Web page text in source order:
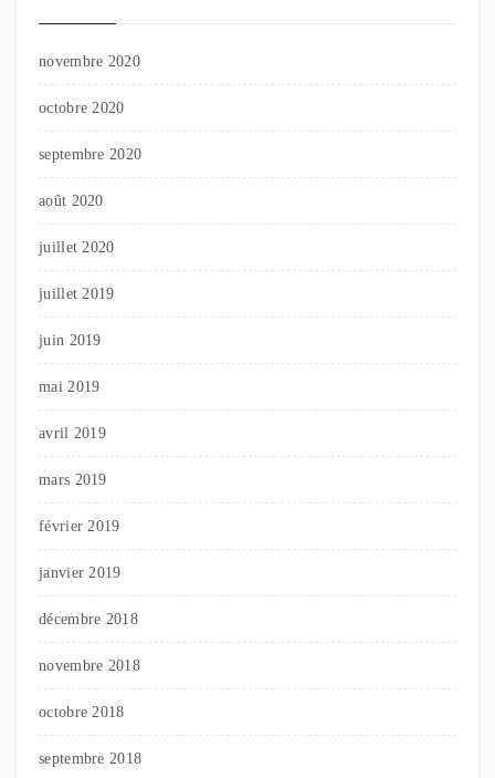
novembre 2020
octobre 2020
septembre 2020
août 2020
juillet 2020
juillet 2019
juin 2019
mai 2019
avril 2019
mars 2019
février 2019
janvier 2019
décembre 2018
novembre 2018
octobre 2018
septembre 2018